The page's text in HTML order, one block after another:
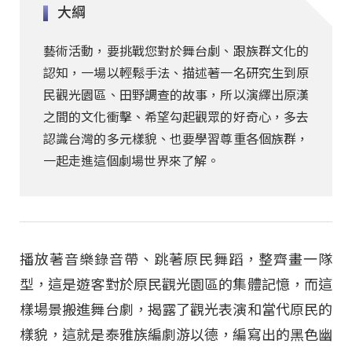
大綱
藝術活動，要挑戰您對於舞台劇、跟族群文化的
認知，一場以輕鬆手法、描述著一名研究生到原
民觀光園區、田野調查的故事，所以演繹出原漢
之間的文化衝擊、希望勾起觀眾的好奇心，多去
認識台灣的多元樣貌、也要學習尊重各個族群，
一起走進這個劇場世界來了解。
播放著音樂錄音帶、跳著原民舞蹈，整齊畫一隊
型，這是遊客對於原民觀光園區的集體記憶，而這
樣場景搬進舞台劇，揭露了觀光表演和當代原民的
樣貌，這就是泰雅族編劇游以德，編寫出的黑色幽